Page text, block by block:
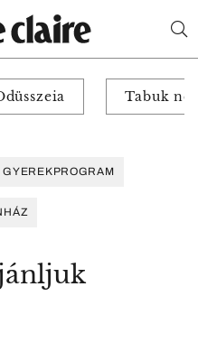
Tabuk
GYEREKPROGRAM